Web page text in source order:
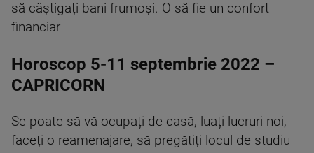
să câștigați bani frumoși. O să fie un confort
financiar
Horoscop 5-11 septembrie 2022 –
CAPRICORN
Se poate să vă ocupați de casă, luați lucruri noi,
faceți o reamenajare, să pregătiți locul de studiu